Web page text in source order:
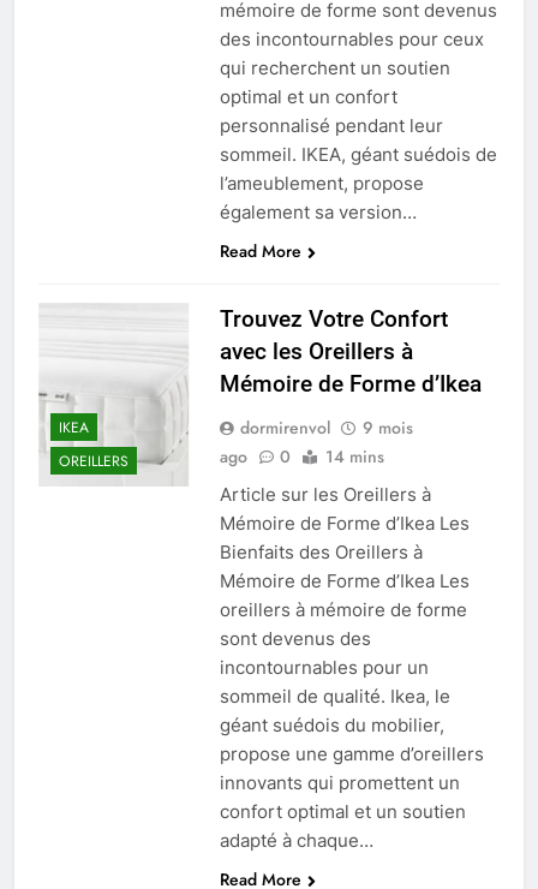
mémoire de forme sont devenus
des incontournables pour ceux
qui recherchent un soutien
optimal et un confort
personnalisé pendant leur
sommeil. IKEA, géant suédois de
l’ameublement, propose
également sa version…
Read More
IKEA
OREILLERS
Trouvez Votre Confort
avec les Oreillers à
Mémoire de Forme d’Ikea
dormirenvol
9 mois
ago
0 14 mins
Article sur les Oreillers à
Mémoire de Forme d’Ikea Les
Bienfaits des Oreillers à
Mémoire de Forme d’Ikea Les
oreillers à mémoire de forme
sont devenus des
incontournables pour un
sommeil de qualité. Ikea, le
géant suédois du mobilier,
propose une gamme d’oreillers
innovants qui promettent un
confort optimal et un soutien
adapté à chaque…
Read More